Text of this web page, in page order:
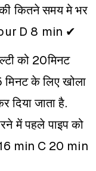
कितने समय मे भर
D 8 min ✔
को 20मिनट
के लिए खोला
दिया जाता है.
में पहले पाइप को
min C 20 min